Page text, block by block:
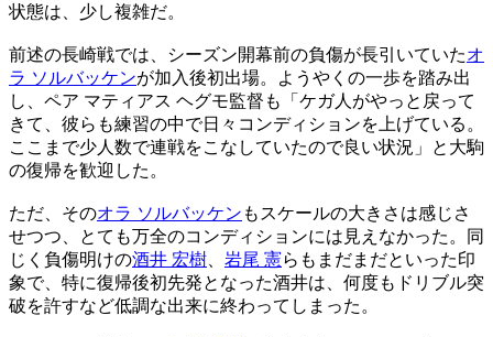
状態は、少し複雑だ。
前述の長崎戦では、シーズン開幕前の負傷が長引いていたオ
ラ ソルバッケンが加入後初出場。ようやくの一歩を踏み出
し、ペア マティアス ヘグモ監督も「ケガ人がやっと戻って
きて、彼らも練習の中で日々コンディションを上げている。
ここまで少人数で連戦をこなしていたので良い状況」と大駒
の復帰を歓迎した。
ただ、そのオラ ソルバッケン もスケールの大きさは感じさ
せつつ、とても万全のコンディションには見えなかった。同
じく負傷明けの酒井 宏樹 岩尾 憲らもまだまだといった印
象で、特に復帰後初先発となった酒井は、何度もドリブル突
破を許すなど低調な出来に終わってしまった。